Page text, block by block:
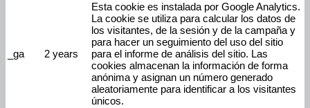
_ga 2 years
Esta cookie es instalada por Google Analytics.
La cookie se utiliza para calcular los datos de
los visitantes, de la sesión y de la campaña y
para hacer un seguimiento del uso del sitio
para el informe de análisis del sitio. Las
cookies almacenan la información de forma
anónima y asignan un número generado
aleatoriamente para identificar a los visitantes
únicos.